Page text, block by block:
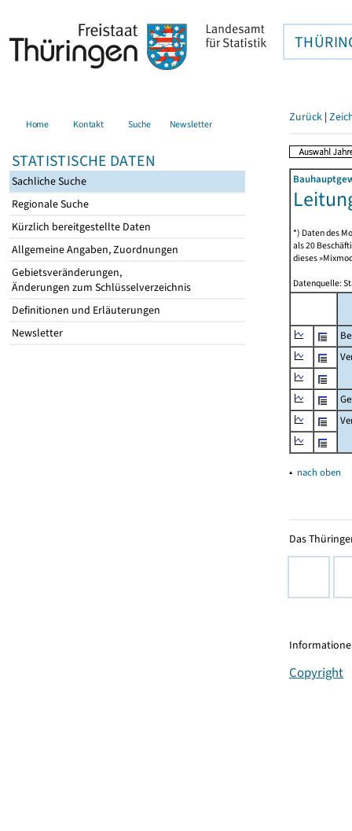
Home Kontakt Suche Newsletter
STATISTISCHE DATEN
Sachliche Suche
Regionale Suche
Kürzlich bereitgestellte Daten
Allgemeine Angaben, Zuordnungen
Gebietsveränderungen,
Änderungen zum Schlüsselverzeichnis
Definitionen und Erläuterungen
Newsletter
Zurück |
*) Daten des
als 20
dieses
Datenquelle:
▴ nach oben
Das
Copyright